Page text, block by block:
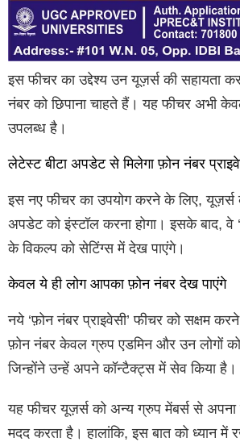
इस फीचर का उद्देश्य उन यूज़र्स की सहायता
नंबर को छिपाना चाहते हैं। यह फीचर अभी
उपलब्ध है।
लेटेस्ट बीटा अपडेट से मिलेगा फ़ोन नंबर
इस नए फीचर का उपयोग करने के लिए, यूज़र्स
अपडेट को इंस्टॉल करना होगा। इसके बाद, वे
के विकल्प को सेटिंग्स में देख पाएंगे।
केवल ये ही लोग आपका फ़ोन नंबर देख पाएंगे
नये ‘फ़ोन नंबर प्राइवेसी’ फीचर को सक्षम
फ़ोन नंबर केवल ग्रुप एडमिन और उन लोगों को
जिन्होंने उन्हें अपने कॉन्टैक्ट्स में सेव किया है।
यह फीचर यूज़र्स को अन्य ग्रुप मेंबर्स से अपना
मदद करता है। हालांकि, इस बात को ध्यान में